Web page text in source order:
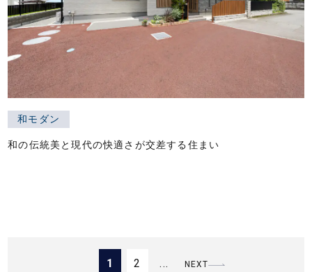
和モダン
和の伝統美と現代の快適さが交差する住まい
1 2 ... NEXT